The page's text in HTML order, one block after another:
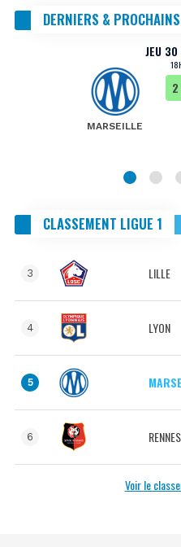
DERNIERS &
JEU 30
MARSEILLE
2
CLASSEMENT LIGUE 1
3 LILLE
4 LYON
5
6 RENNES
Voir le